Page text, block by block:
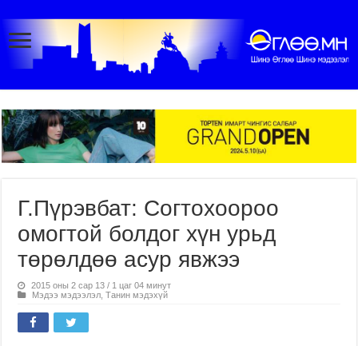
Г.Пүрэвбат: Согтохоороо
омогтой болдог хүн урьд
төрөлдөө асур явжээ
2015 оны 2 сар 13 / 1 цаг 04 минут
Мэдээ мэдээлэл ,Танин мэдэхүй